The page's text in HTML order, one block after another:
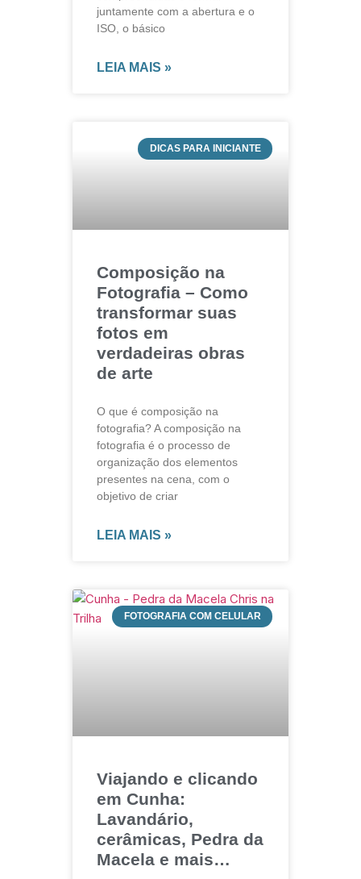
juntamente com a abertura e o
ISO, o básico
LEIA MAIS »
DICAS PARA INICIANTE
Composição na
Fotografia – Como
transformar suas
fotos em
verdadeiras obras
de arte
O que é composição na
fotografia? A composição na
fotografia é o processo de
organização dos elementos
presentes na cena, com o
objetivo de criar
LEIA MAIS »
FOTOGRAFIA COM CELULAR
Viajando e clicando
em Cunha:
Lavandário,
cerâmicas, Pedra da
Macela e mais…